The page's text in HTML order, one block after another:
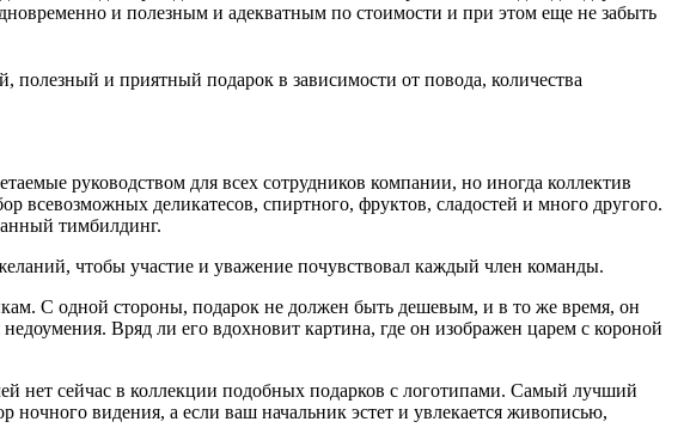
и полезным и адекватным по стоимости и при этом еще не забыть
полезный и приятный подарок в зависимости от повода, количества
руководством для всех сотрудников компании, но иногда коллектив
всевозможных деликатесов, спиртного, фруктов, сладостей и много другого.
тимбилдинг.
чтобы участие и уважение почувствовал каждый член команды.
С одной стороны, подарок не должен быть дешевым, и в то же время, он
Вряд ли его вдохновит картина, где он изображен царем с короной
нет сейчас в коллекции подобных подарков с логотипами. Самый лучший
ночного видения, а если ваш начальник эстет и увлекается живописью,